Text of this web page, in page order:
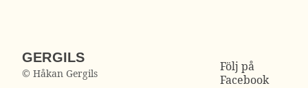
GERGILS
© Håkan Gergils
Följ på
Facebook